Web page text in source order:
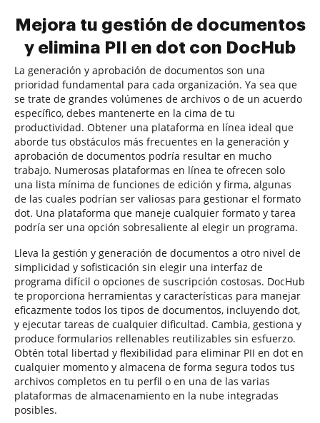
Mejora tu gestión de documentos
y elimina PII en dot con DocHub
La generación y aprobación de documentos son una
prioridad fundamental para cada organización. Ya sea que
se trate de grandes volúmenes de archivos o de un acuerdo
específico, debes mantenerte en la cima de tu
productividad. Obtener una plataforma en línea ideal que
aborde tus obstáculos más frecuentes en la generación y
aprobación de documentos podría resultar en mucho
trabajo. Numerosas plataformas en línea te ofrecen solo
una lista mínima de funciones de edición y firma, algunas
de las cuales podrían ser valiosas para gestionar el formato
dot. Una plataforma que maneje cualquier formato y tarea
podría ser una opción sobresaliente al elegir un programa.
Lleva la gestión y generación de documentos a otro nivel de
simplicidad y sofisticación sin elegir una interfaz de
programa difícil o opciones de suscripción costosas. DocHub
te proporciona herramientas y características para manejar
eficazmente todos los tipos de documentos, incluyendo dot,
y ejecutar tareas de cualquier dificultad. Cambia, gestiona y
produce formularios rellenables reutilizables sin esfuerzo.
Obtén total libertad y flexibilidad para eliminar PII en dot en
cualquier momento y almacena de forma segura todos tus
archivos completos en tu perfil o en una de las varias
plataformas de almacenamiento en la nube integradas
posibles.